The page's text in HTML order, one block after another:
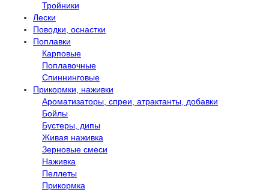
Тройники
Лески
Поводки, оснастки
Поплавки
Карповые
Поплавочные
Спиннинговые
Прикормки, наживки
Ароматизаторы, спреи, атрактанты, добавки
Бойлы
Бустеры, дипы
Живая наживка
Зерновые смеси
Наживка
Пеллеты
Прикормка